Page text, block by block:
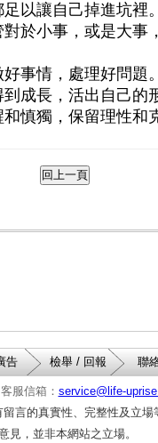
以讓自己掉進坑裡。
於小事，或是大事
事情，處理好問題。
成長，活出自己的
慎獨，保留理性和
告 檢舉 / 回報 聯
客服信箱： service@life-
言的真實性、完整性及立場
見，並非本網站之立場。